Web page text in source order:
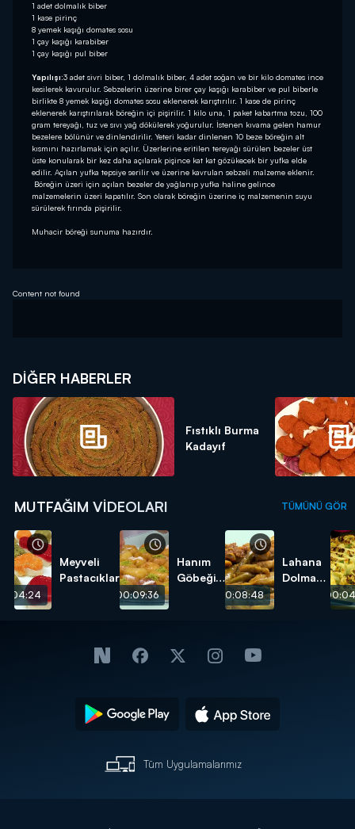
1 adet dolmalık biber
1 kase pirinç
8 yemek kaşığı domates sosu
1 çay kaşığı karabiber
1 çay kaşığı pul biber
Yapılışı:3 adet sivri biber, 1 dolmalık biber, 4 adet soğan ve bir kilo domates ince
kesilerek kavurulur. Sebzelerin üzerine birer çay kaşığı karabiber ve pul biberle
birlikte 8 yemek kaşığı domates sosu eklenerek karıştırılır. 1 kase de pirinç
eklenerek karıştırılarak böreğin içi pişirilir. 1 kilo una, 1 paket kabartma tozu, 100
gram tereyağı, tuz ve sıvı yağ dökülerek yoğurulur. İstenen kıvama gelen hamur
bezelere bölünür ve dinlendirilir. Yeteri kadar dinlenen 10 beze böreğin alt
kısmını hazırlamak için açılır. Üzerlerine eritilen tereyağı sürülen bezeler üst
üste konularak bir kez daha açılarak pişince kat kat gözükecek bir yufka elde
edilir. Açılan yufka tepsiye serilir ve üzerine kavrulan sebzeli malzeme eklenir.
Böreğin üzeri için açılan bezeler de yağlanıp yufka haline gelince
malzemelerin üzeri kapatılır. Son olarak böreğin üzerine iç malzemenin suyu
sürülerek fırında pişirilir.
Muhacir böreği sunuma hazırdır.
Content not found
DIĞER HABERLER
Fıstıklı Burma
Kadayıf
MUTFAĞIM VIDEOLARI TÜMÜNÜ GÖR
Meyveli
Pastacıklar
00:09:36
Hanım
Göbeği
00:08:48
Lahana
Dolması
Tüm Uygulamalarımız